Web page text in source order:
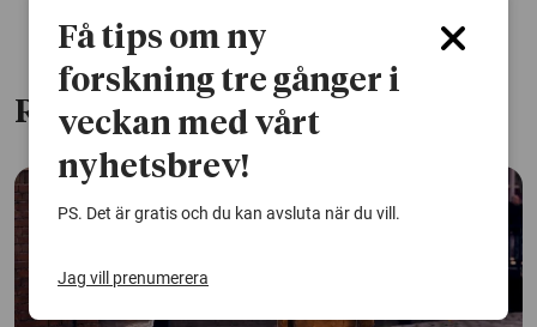
Relaterade artiklar
Få tips om ny
forskning tre gånger i
veckan med vårt
nyhetsbrev!
PS. Det är gratis och du kan avsluta när du vill.
Jag vill prenumerera